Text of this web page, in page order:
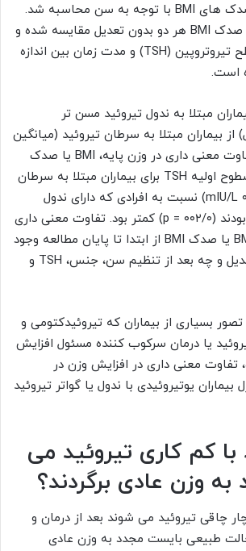
توده بدنی (BMI) و صدک های BMI با توجه به سن محاسبه شد.
وزن، BMI و تغییرات صدک BMI هر دو بدون تعدیل مقایسه شده و
برای سن، جنس، سطح تیروتروپین (TSH) و مدت زمان بین اندازه
است.
مبتلا به ندول تیروئید مسن تر
۴ /۵۰ سال) از بیماران مبتلا به سرطان تیروئید (میانگین
۴۵.۸ سال) بودند. تفاوت معنی داری در وزن پایه، BMI یا صدک
BMI وجود نداشت. سطوح اولیه TSH برای بیماران مبتلا به سرطان
تیروئید (میانگین ۰.۸ mIU/L) نسبت به افرادی که دارای ندول
(متوسط ​​۱.۸ mIU/L) بودند (۰۰۲/۰ = p) کمتر بود. تفاوت معنی داری
بین تغییرات وزن، BMI یا صدک BMI از ابتدا تا پایان مطالعه وجود
نداشت، چه بدون تعدیل و چه بعد از تنظیم سن، جنس، TSH و
بسیاری از بیماران که تیروئیدکتومی و
یا درمان سرکوب کننده مسئول افزایش
تفاوت معنی داری در افزایش وزن در
بیماران یوتیروئیدی با ندول یا گواتر تیروئید
با کم کاری تیروئید می
به وزن عادی برگردند؟
چاقی تیروئید می شوند بعد از درمان و
طبیعی بایست مجدد به وزن عادی